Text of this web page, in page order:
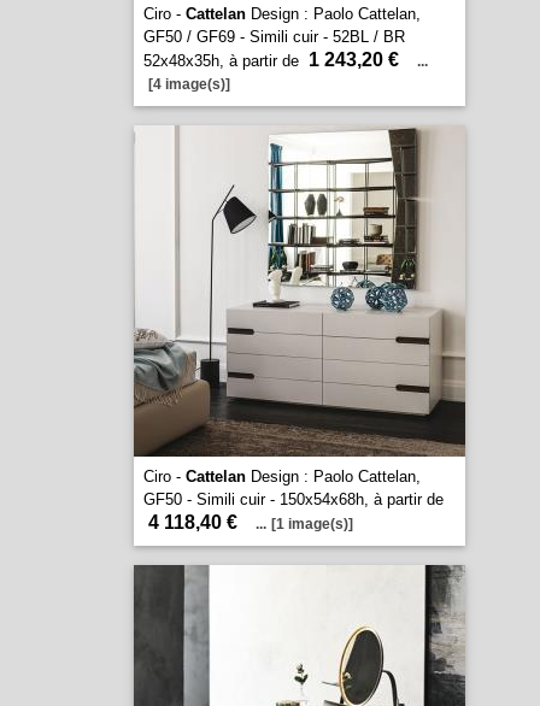
Ciro - CattelanDesign : Paolo Cattelan,
GF50 / GF69 - Simili cuir - 52BL / BR
52x48x35h, à partir de 1 243,20 €
...
[4 image(s)]
Ciro - CattelanDesign : Paolo Cattelan,
GF50 - Simili cuir - 150x54x68h, à partir de
4 118,40 € ... [1 image(s)]